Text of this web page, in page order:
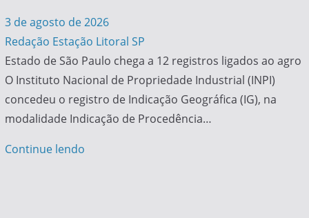
3 de agosto de 2026
Redação Estação Litoral SP
Estado de São Paulo chega a 12 registros ligados ao agro
O Instituto Nacional de Propriedade Industrial (INPI)
concedeu o registro de Indicação Geográfica (IG), na
modalidade Indicação de Procedência…
Continue lendo